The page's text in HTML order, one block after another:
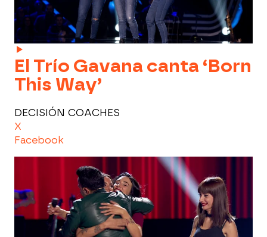
El Trío Gavana canta ‘Born
This Way’
DECISIÓN COACHES
X
Facebook